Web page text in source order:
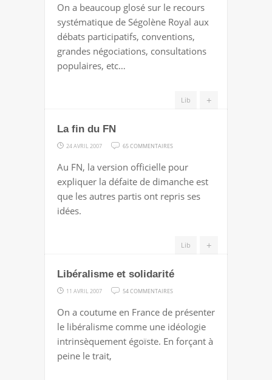
ROYAL
L'HYPOTHÈSE
TOTALITAIRE
On a beaucoup glosé sur le recours
systématique de Ségolène Royal aux
débats participatifs, conventions,
grandes négociations, consultations
populaires, etc…
+
Lib
La fin du FN
24 AVRIL 2007 65 COMMENTAIRES
FIN
DU
FN
Au FN, la version officielle pour
expliquer la défaite de dimanche est
que les autres partis ont repris ses
idées.
+
Lib
Libéralisme et solidarité
11 AVRIL 2007 54 COMMENTAIRES
ET
SOLIDARITÉ
On a coutume en France de présenter
le libéralisme comme une idéologie
intrinsèquement égoïste. En forçant à
peine le trait,